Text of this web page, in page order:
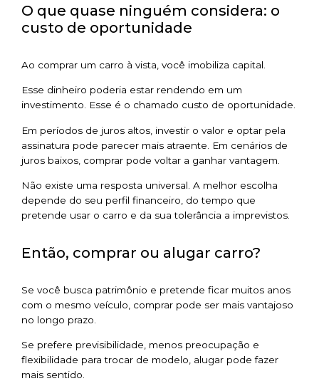
O que quase ninguém considera: o
custo de oportunidade
Ao comprar um carro à vista, você imobiliza capital.
Esse dinheiro poderia estar rendendo em um
investimento. Esse é o chamado custo de oportunidade.
Em períodos de juros altos, investir o valor e optar pela
assinatura pode parecer mais atraente. Em cenários de
juros baixos, comprar pode voltar a ganhar vantagem.
Não existe uma resposta universal. A melhor escolha
depende do seu perfil financeiro, do tempo que
pretende usar o carro e da sua tolerância a imprevistos.
Então, comprar ou alugar carro?
Se você busca patrimônio e pretende ficar muitos anos
com o mesmo veículo, comprar pode ser mais vantajoso
no longo prazo.
Se prefere previsibilidade, menos preocupação e
flexibilidade para trocar de modelo, alugar pode fazer
mais sentido.